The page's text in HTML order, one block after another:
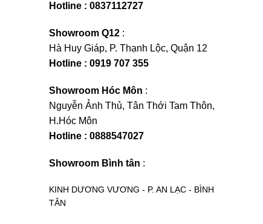
Hotline : 0837112727
Showroom Q12 :
Hà Huy Giáp, P. Thạnh Lộc, Quận 12
Hotline : 0919 707 355
Showroom Hóc Môn :
Nguyễn Ảnh Thủ, Tân Thới Tam Thôn,
H.Hóc Môn
Hotline : 0888547027
Showroom Bình tân :
KINH DƯƠNG VƯƠNG - P. AN LẠC - BÌNH
TÂN